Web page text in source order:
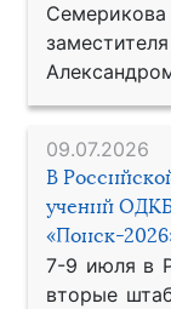
09.07.2026
В
учений
«Поиск-
7-9 июля в
вторые